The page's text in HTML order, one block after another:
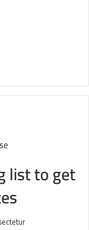
list to get